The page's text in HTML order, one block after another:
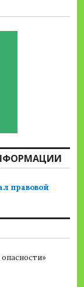
опасности»